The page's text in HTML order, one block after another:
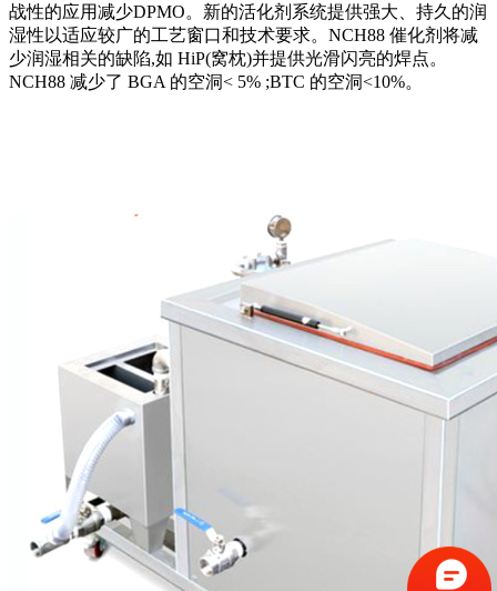
战性的应用减少DPMO。新的活化剂系统提供强大、持久的润
湿性以适应较广的工艺窗口和技术要求。NCH88 催化剂将减
少润湿相关的缺陷,如 HiP(窝枕)并提供光滑闪亮的焊点。
NCH88 减少了 BGA 的空洞< 5% ;BTC 的空洞<10%。